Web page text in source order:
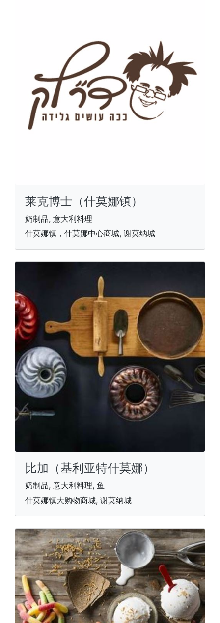
莱克博士（什莫娜镇）
奶制品, 意大利料理
什莫娜镇，什莫娜中心商城, 谢莫纳城
比加（基利亚特什莫娜）
奶制品, 意大利料理, 鱼
什莫娜镇大购物商城, 谢莫纳城